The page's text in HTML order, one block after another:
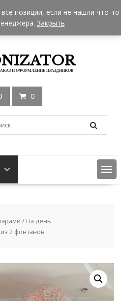
zakaz@ballonizator.ru
Часы работы: 9:00 - 22:00
И ОФОРМЛЕНИЕ ПРАЗДНИКОВ
0
/ На день
2 фонтанов
позиции, если не нашли что-то
Закрыть